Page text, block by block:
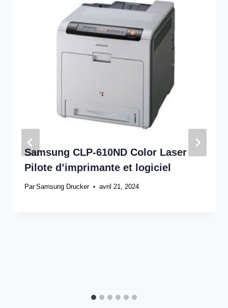
Samsung CLP-610ND Color Laser
Pilote d’imprimante et logiciel
Par Samsung Drucker avril 21, 2024